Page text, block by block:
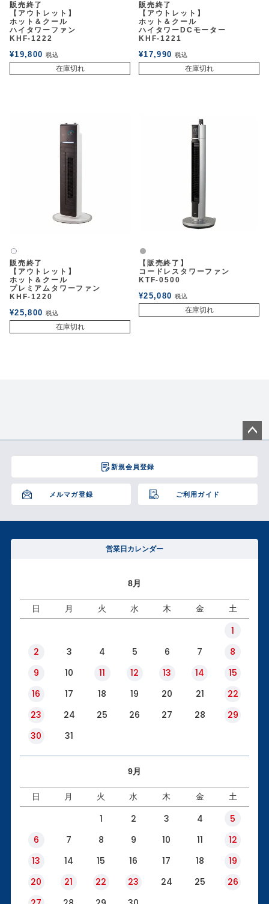
販売終了
【アウトレット】
ホット＆クール
ハイタワーファン
KHF-1222
¥19,800 税込
在庫切れ
販売終了
【アウトレット】
ホット＆クール
ハイタワーDCモーター
KHF-1221
¥17,990 税込
在庫切れ
白2
販売終了
【アウトレット】
ホット＆クール
プレミアムタワーファン
KHF-1220
¥25,800 税込
在庫切れ
グレー
【販売終了】
コードレスタワーファン
KTF-0500
¥25,080 税込
在庫切れ
新規会員登録
メルマガ登録 ご利用ガイド
ジト
へ
営業日カレンダー
8月
日 月 火 水 木 金 土
1
2
3 4 5 6 7
8
9
10 11 12 13 14
15
16
17 18 19 20 21
22
23
24 25 26 27 28
29
30
31
9月
日 月 火 水 木 金 土
1 2 3 4
5
6
7 8 9 10 11
12
13
14 15 16 17 18
19
20
21 22 23 24 25
26